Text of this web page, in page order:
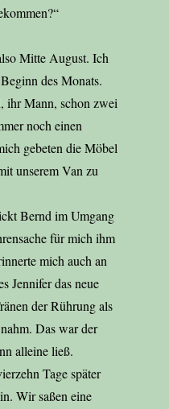
Mitte August. Ich
des Monats.
ihr Mann, schon zwei
noch einen
gebeten die Möbel
unserem Van zu
Bernd im Umgang
für mich ihm
mich auch an
Jennifer das neue
der Rührung als
Das war der
alleine ließ.
Tage später
Wir saßen eine